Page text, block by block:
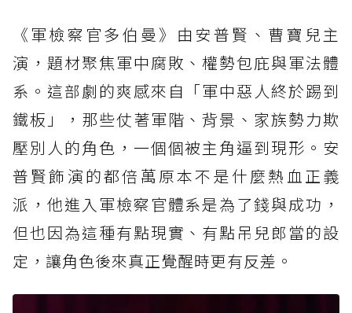
《軍檢察官多伯曼》由安普賢、曹寶兒主
演，題材聚焦軍中腐敗、權勢包庇與軍法體
系。這部劇的爽感來自「軍中惡人終於踢到
鐵板」，那些仗著軍階、背景、家族勢力欺
壓別人的角色，一個個被主角逼到現形。安
普賢飾演的都倍萬原本不是什麼熱血正義
派，他進入軍檢察官體系是為了錢與成功，
但也因為這種有點現實、有點吊兒郎當的設
定，讓角色後來真正覺醒時更有反差。